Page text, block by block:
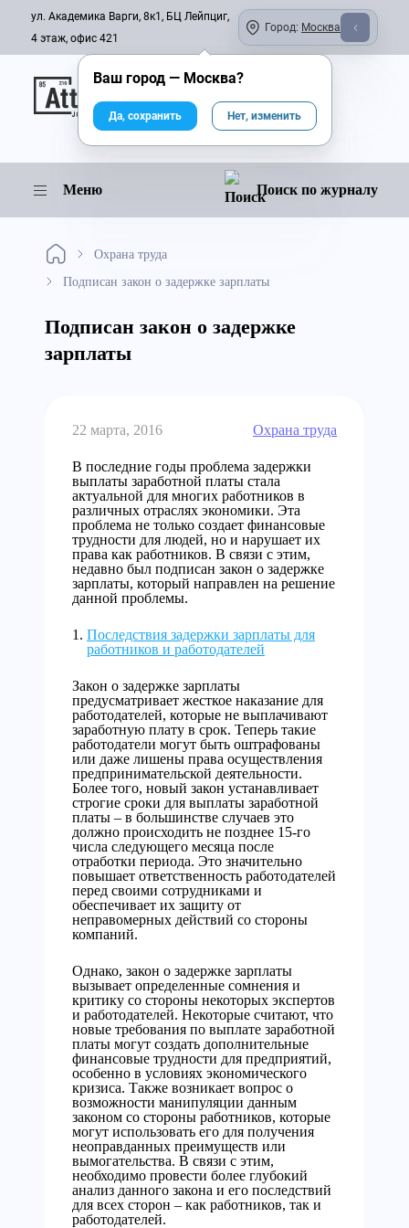
ул. Академика Варги, 8к1, БЦ Лейпциг,
4 этаж, офис 421
Город: Москва
Онлайн-журнал
Меню Поиск по журналу
Охрана труда
Подписан закон о задержке зарплаты
Подписан закон о задержке
зарплаты
22 марта, 2016 Охрана труда
В последние годы проблема задержки
выплаты заработной платы стала
актуальной для многих работников в
различных отраслях экономики. Эта
проблема не только создает финансовые
трудности для людей, но и нарушает их
права как работников. В связи с этим,
недавно был подписан закон о задержке
зарплаты, который направлен на решение
данной проблемы.
Последствия задержки зарплаты для
работников и работодателей
Закон о задержке зарплаты
предусматривает жесткое наказание для
работодателей, которые не выплачивают
заработную плату в срок. Теперь такие
работодатели могут быть оштрафованы
или даже лишены права осуществления
предпринимательской деятельности.
Более того, новый закон устанавливает
строгие сроки для выплаты заработной
платы – в большинстве случаев это
должно происходить не позднее 15-го
числа следующего месяца после
отработки периода. Это значительно
повышает ответственность работодателей
перед своими сотрудниками и
обеспечивает их защиту от
неправомерных действий со стороны
компаний.
Однако, закон о задержке зарплаты
вызывает определенные сомнения и
критику со стороны некоторых экспертов
и работодателей. Некоторые считают, что
новые требования по выплате заработной
платы могут создать дополнительные
финансовые трудности для предприятий,
особенно в условиях экономического
кризиса. Также возникает вопрос о
возможности манипуляции данным
законом со стороны работников, которые
могут использовать его для получения
неоправданных преимуществ или
вымогательства. В связи с этим,
необходимо провести более глубокий
анализ данного закона и его последствий
для всех сторон – как работников, так и
работодателей.
Ваш город — Москва?
Да, сохранить Нет, изменить